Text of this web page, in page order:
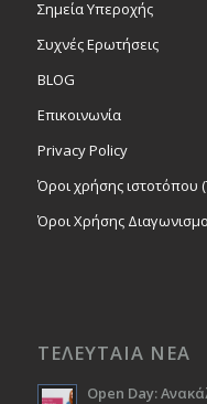
Σημεία Υπεροχής
Συχνές Ερωτήσεις
BLOG
Επικοινωνία
Privacy Policy
Όροι χρήσης ιστοτόπου
Όροι Χρήσης
ΤΕΛΕΥΤΑΙΑ ΝΕΑ
Open Day: